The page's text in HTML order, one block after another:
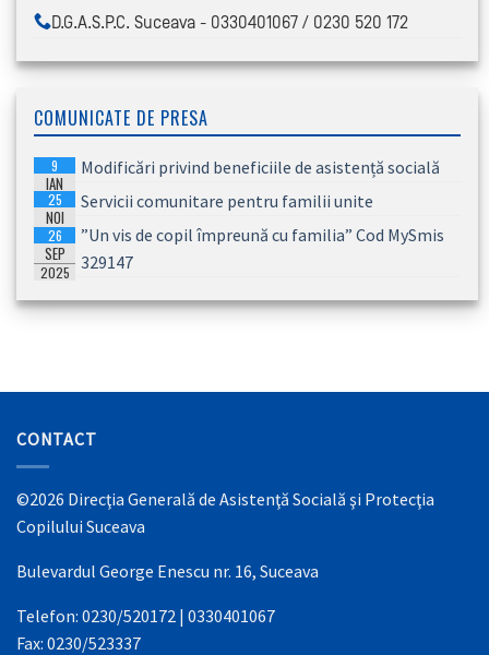
D.G.A.S.P.C. Suceava - 0330401067 / 0230 520 172
COMUNICATE DE PRESA
9
IAN
2026
Modificări privind beneficiile de asistență socială
25
NOI
2025
Servicii comunitare pentru familii unite
26
SEP
2025
”Un vis de copil împreună cu familia” Cod MySmis
329147
CONTACT
©2026 Direcţia Generală de Asistenţă Socială şi Protecţia
Copilului Suceava
Bulevardul George Enescu nr. 16, Suceava
Telefon: 0230/520172 | 0330401067
Fax: 0230/523337